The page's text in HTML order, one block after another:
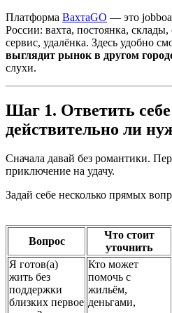
Платформа ВахтаGO — это
России: вахта, постоянка, склады,
сервис, удалёнка. Здесь удобно
выглядит рынок в другом
слухи.
Шаг 1. Ответить
действительно ли
Сначала давай без романтики.
приключение на удачу.
Задай себе несколько прямых
Вопрос
Что стоит
уточнить
Я готов(а)
жить без
поддержки
близких первое
Кто может
помочь с
жильём,
деньгами,